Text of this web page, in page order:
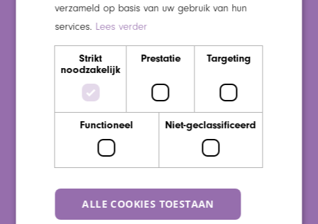
De Binnenhaven (Regie en logeerzorg)
Maaswaarden
Over ons
Bestuur en verantwoording
Medezeggenschap
Beleid kwaliteit en veiligheid
Giften en sponsoring
Stichting Vrienden van Maaswaarden
verzameld op basis van uw gebruik van hun
services. Lees verder
Strikt
noodzakelijk
Prestatie Targeting
Functioneel Niet-geclassificeerd
ALLE COOKIES TOESTAAN